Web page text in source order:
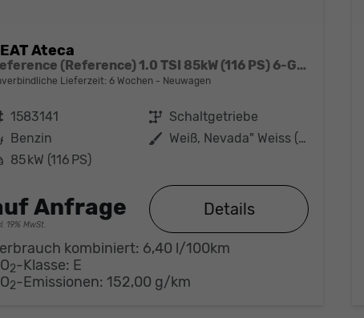
Ateca
Reference (Reference) 1.0 TSI 85kW (116 PS) 6-Gang Schaltgetriebe
Lieferzeit:6 Wochen Neuwagen
1583141 Getriebe Schaltgetriebe
Benzin Außenfarbe
Weiß, Nevada" Weiss (2Y)"
85 kW (116 PS)
Anfrage
19% MwSt.
Details
kombiniert: 6,40 l/100km
2-Klasse: E
2-Emissionen:152,00 g/km